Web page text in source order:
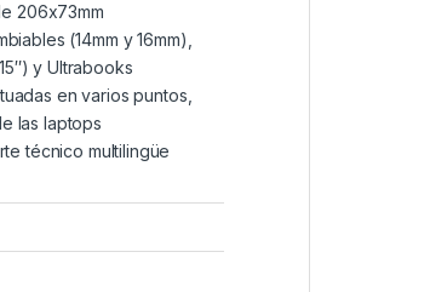
206x73mm
(14mm y 16mm),
y Ultrabooks
en varios puntos,
las laptops
técnico multilingüe